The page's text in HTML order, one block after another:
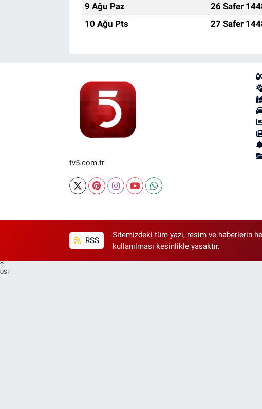
9 Ağu Paz
26 Safer
10 Ağu Pts
27 Safer
tv5.com.tr
RSS
Sitemizdeki tüm yazı, resim ve haberlerin
kullanılması kesinlikle yasaktır.
ÜST